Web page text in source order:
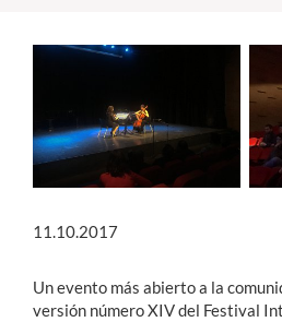
English
11.10.2017
Un evento más abierto a la
versión número XIV del Festival